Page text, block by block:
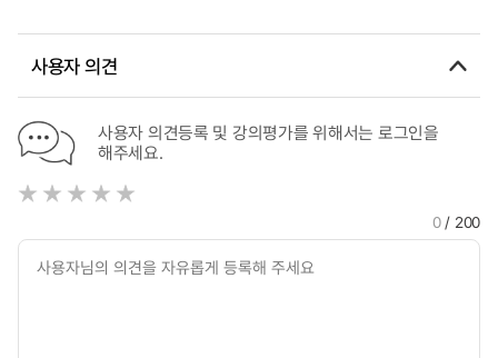
사용자 의견
사용자 의견등록 및 강의평가를 위해서는 로그인을
해주세요.
0/ 200